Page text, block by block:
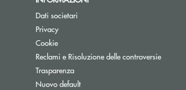
Dati societari
Privacy
Cookie
Reclami e Risoluzione delle controversie
Trasparenza
Nuovo default